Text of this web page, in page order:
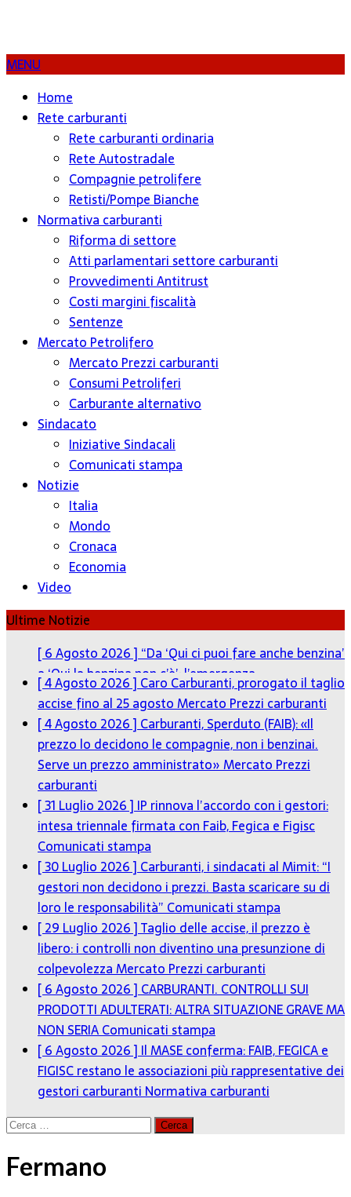
MENU
Home
Rete carburanti
Rete carburanti ordinaria
Rete Autostradale
Compagnie petrolifere
Retisti/Pompe Bianche
Normativa carburanti
Riforma di settore
Atti parlamentari settore carburanti
Provvedimenti Antitrust
Costi margini fiscalità
Sentenze
Mercato Petrolifero
Mercato Prezzi carburanti
Consumi Petroliferi
Carburante alternativo
Sindacato
Iniziative Sindacali
Comunicati stampa
Notizie
Italia
Mondo
Cronaca
Economia
Video
Ultime Notizie
[ 4 Agosto 2026 ]Caro Carburanti, prorogato il taglio
accise fino al 25 agostoMercato Prezzi carburanti
[ 4 Agosto 2026 ]Carburanti, Sperduto (FAIB): «Il
prezzo lo decidono le compagnie, non i benzinai.
Serve un prezzo amministrato»Mercato Prezzi
carburanti
[ 31 Luglio 2026 ]IP rinnova l’accordo con i gestori:
intesa triennale firmata con Faib, Fegica e Figisc
Comunicati stampa
[ 30 Luglio 2026 ]Carburanti, i sindacati al Mimit: “I
gestori non decidono i prezzi. Basta scaricare su di
loro le responsabilità”Comunicati stampa
[ 29 Luglio 2026 ]Taglio delle accise, il prezzo è
libero: i controlli non diventino una presunzione di
colpevolezzaMercato Prezzi carburanti
[ 6 Agosto 2026 ]CARBURANTI. CONTROLLI SUI
PRODOTTI ADULTERATI: ALTRA SITUAZIONE GRAVE MA
NON SERIAComunicati stampa
[ 6 Agosto 2026 ]Il MASE conferma: FAIB, FEGICA e
FIGISC restano le associazioni più rappresentative dei
gestori carburantiNormativa carburanti
[ 6 Agosto 2026 ]“Da ‘Qui ci puoi fare anche benzina’
a ‘Qui la benzina non c’è’: l’emergenza
approvvigionamenti Enilive diventa nazionale”
Ricerca